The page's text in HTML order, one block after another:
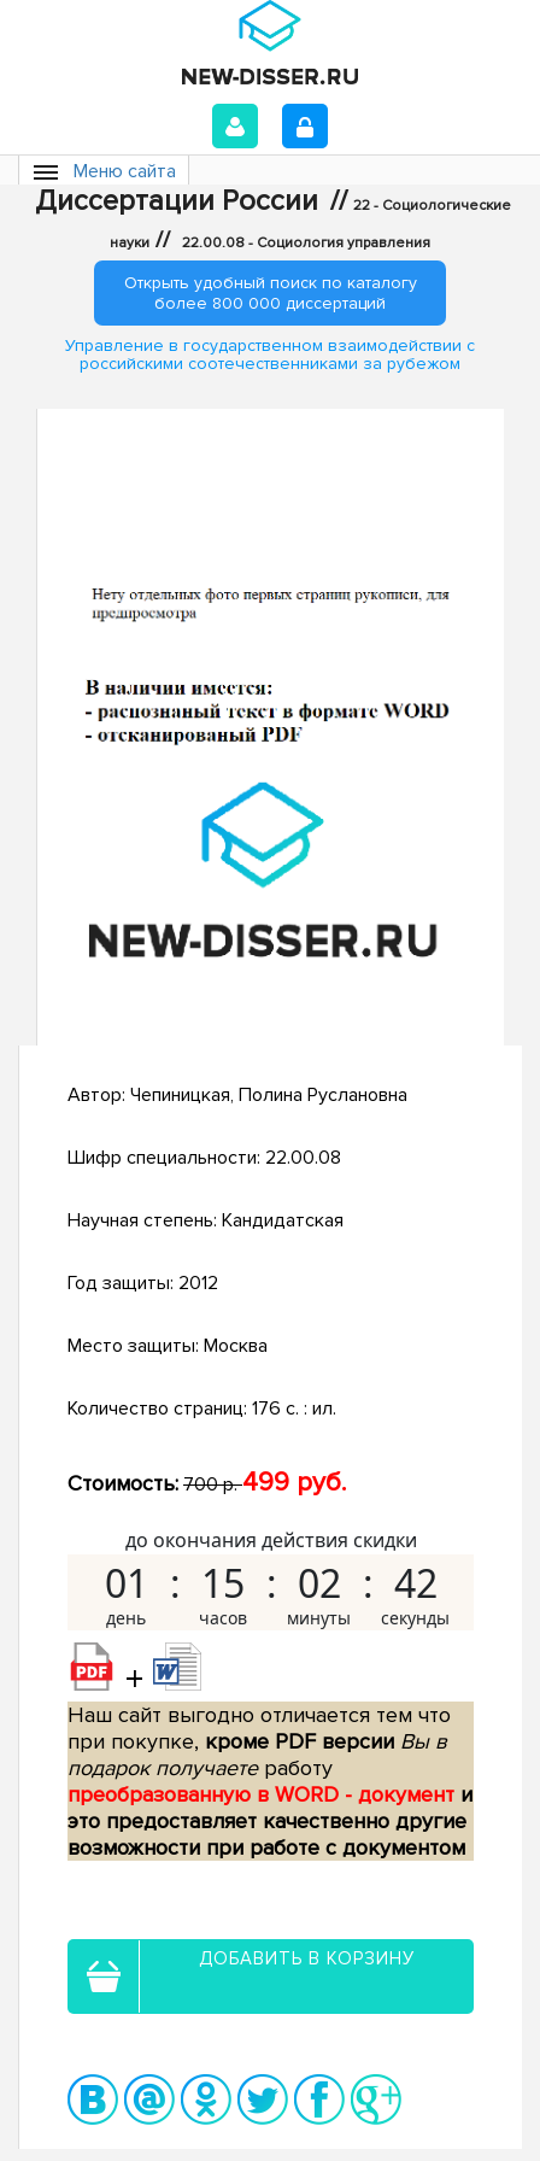
Меню сайта
Диссертации России // 22 - Социологические
науки // 22.00.08 - Социология управления
Открыть удобный поиск по каталогу
более 800 000 диссертаций
Управление в государственном взаимодействии с
российскими соотечественниками за рубежом
Автор: Чепиницкая, Полина Руслановна
Шифр специальности: 22.00.08
Научная степень: Кандидатская
Год защиты: 2012
Место защиты: Москва
Количество страниц: 176 с. : ил.
Стоимость: 700 р.499 руб.
до окончания действия скидки
01 15 02 41
+
Наш сайт выгодно отличается тем что
при покупке, кроме PDF версии Вы в
подарок получаетеработу
преобразованную в WORD - документ и
это предоставляет качественно другие
возможности при работе с документом
ДОБАВИТЬ В КОРЗИНУ